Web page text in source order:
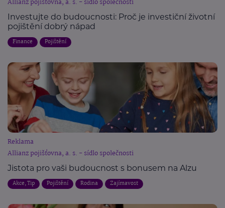
Allianz pojišťovna, a. s. - sídlo společnosti
Investujte do budoucnosti: Proč je investiční životní
pojištění dobrý nápad
Finance Pojištění
Reklama
Allianz pojišťovna, a. s. - sídlo společnosti
Jistota pro vaši budoucnost s bonusem na Alzu
Akce, Tip Pojištění Rodina Zajímavost